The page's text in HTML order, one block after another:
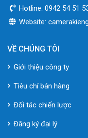
Hotline: 0942 54 51
Website:
VỀ CHÚNG TÔI
Giới thiệu công ty
Tiêu chí bán hàng
Đối tác chiến lược
Đăng ký đại lý